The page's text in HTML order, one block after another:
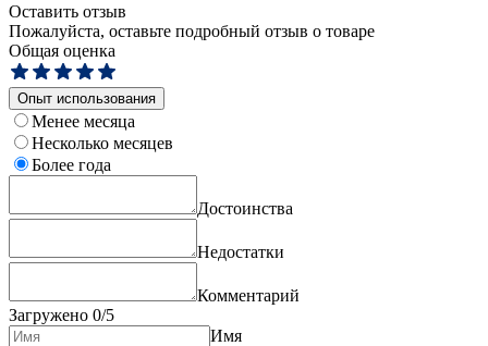
Оставить отзыв
Пожалуйста, оставьте подробный отзыв о товаре
Общая оценка
Опыт использования
Менее месяца
Несколько месяцев
Более года
Достоинства
Недостатки
Комментарий
Загружено 0/5
Имя